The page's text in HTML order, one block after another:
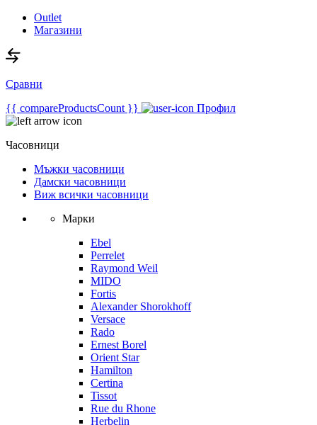
Outlet
Магазини
Сравни
{{ compareProductsCount }}
Профил
Часовници
Мъжки часовници
Дамски часовници
Виж всички часовници
Марки
Ebel
Perrelet
Raymond Weil
MIDO
Fortis
Alexander Shorokhoff
Versace
Rado
Ernest Borel
Orient Star
Hamilton
Certina
Tissot
Rue du Rhone
Herbelin